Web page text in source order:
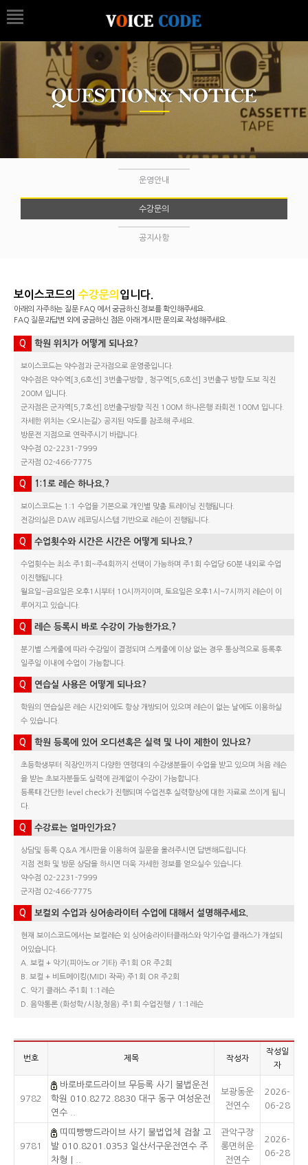
운영안내
수강문의
공지사항
보이스코드의 수강문의 입니다.
아래의 자주하는 질문 FAQ 에서 궁금하신 정보를 확인해주세요.
FAQ 질문과답변 외에 궁금하신 점은 아래 게시판 문의로 작성해주세요.
Q 학원 위치가 어떻게 되나요?
보이스코드는 약수점과 군자점으로 운영중입니다.
약수점은 약수역[3,6호선] 3번출구방향 , 청구역[5,6호선] 3번출구 방향 도보 직진
200M 입니다.
군자점은 군자역[5,7호선] 8번출구방향 직진 100M 하나은행 좌회전 100M 입니다.
자세한 위치는 <오시는길> 공지된 약도를 참조해 주세요.
방문전 지점으로 연락주시기 바랍니다.
약수점 02-2231-7999
군자점 02-466-7775
Q 1:1로 레슨 하나요.?
보이스코드는 1:1 수업을 기본으로 개인별 맞춤 트레이닝 진행됩니다.
전강의실은 DAW 레코딩시스템 기반으로 레슨이 진행됩니다.
Q 수업횟수와 시간은 시간은 어떻게 되나요.?
수업횟수는 최소 주1회~주4회까지 선택이 가능하며 주1회 수업당 60분 내외로 수업
이진행됩니다.
월요일~금요일은 오후1시부터 10시까지이며, 토요일은 오후1시~7시까지 레슨이 이
루어지고 있습니다.
Q 레슨 등록시 바로 수강이 가능한가요.?
분기별 스케줄에 따라 수강일이 결정되며 스케줄에 이상 없는 경우 통상적으로 등록후
일주일 이내에 수업이 가능합니다.
Q 연습실 사용은 어떻게 되나요?
학원의 연습실은 레슨 시간외에도 항상 개방되어 있으며 레슨이 없는 날에도 이용하실
수 있습니다.
Q 학원 등록에 있어 오디션혹은 실력 및 나이 제한이 있나요?
초등학생부터 직장인까지 다양한 연령대의 수강생분들이 수업을 받고 있으며 처음 레슨
을 받는 초보자분들도 실력에 관계없이 수강이 가능합니다.
등록때 간단한 level check가 진행되며 수업전후 실력향상에 대한 자료로 쓰이게 됩니
다.
Q 수강료는 얼마인가요?
상담및 등록 Q&A 게시판을 이용하여 질문을 올려주시면 답변해드립니다.
지점 전화 및 방문 상담을 하시면 더욱 자세한 정보를 얻으실수 있습니다.
약수점 02-2231-7999
군자점 02-466-7775
Q 보컬외 수업과 싱어송라이터 수업에 대해서 설명해주세요.
현재 보이스코드에서는 보컬레슨 외 싱어송라이터클래스와 악기수업 클래스가 개설되
어있습니다.
A. 보컬 + 악기(피아노 or 기타) 주1회 OR 주2회
B. 보컬 + 비트메이킹(MIDI 작곡) 주1회 OR 주2회
C. 악기 클래스 주1회 1:1레슨
D. 음악통론 (화성학/시창,청음) 주1회 수업진행 / 1:1레슨
번호 제목 작성자
작성일
자
9782
바로바로드라이브 무등록 사기 불법운전
학원 010.8272.8830 대구 동구 여성운전
연수 ..
보광동운
전연수
2026-
06-28
9781
띠띠빵빵드라이브 사기 불법업체 검찰 고
발 010.8201.0353 일산서구운전연수 주
차형｜..
관악구장
롱면허운
전연수
2026-
06-28